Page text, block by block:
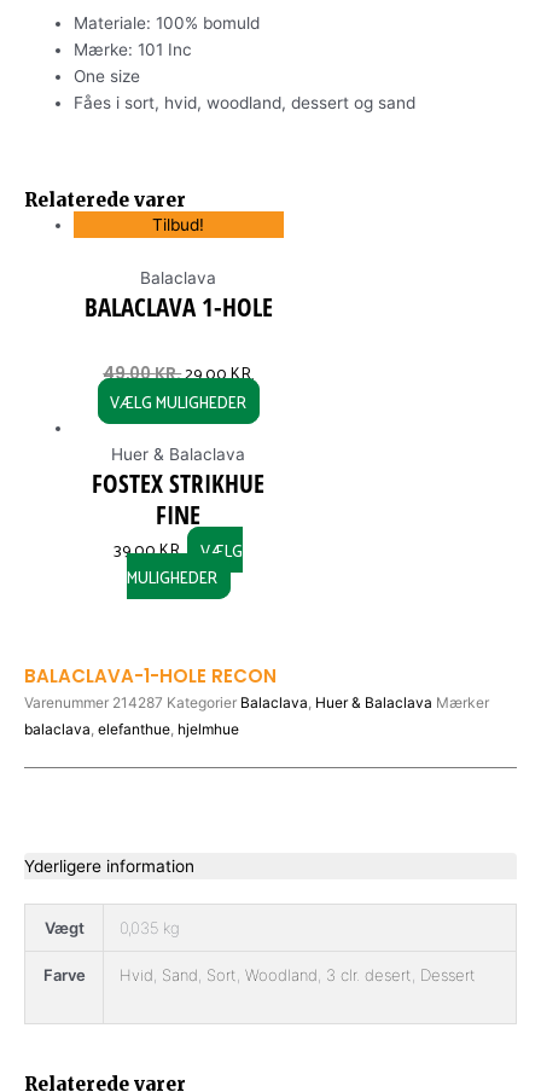
Materiale: 100% bomuld
Mærke: 101 Inc
One size
Fåes i sort, hvid, woodland, dessert og sand
Relaterede varer
Tilbud!
Balaclava
BALACLAVA 1-HOLE
49,00KR.
PRICE
WAS:
29,00KR.
VÆLG MULIGHEDER
The
be
chosen
product
Huer & Balaclava
FOSTEX STRIKHUE
FINE
39,00KR.
VÆLG
MULIGHEDER
The
may
chosen
product
page
BALACLAVA-1-HOLE RECON
Varenummer 214287 Kategorier Balaclava Huer & Balaclava Mærker
balaclava elefanthue hjelmhue
Yderligere information
Vægt 0,035 kg
Farve Hvid, Sand, Sort, Woodland, 3 clr. desert, Dessert
Relaterede varer